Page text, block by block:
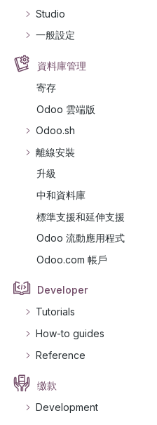
Studio
一般設定
資料庫管理
寄存
Odoo 雲端版
Odoo.sh
離線安裝
升級
中和資料庫
標準支援和延伸支援
Odoo 流動應用程式
Odoo.com 帳戶
Developer
Tutorials
How-to guides
Reference
缴款
Development